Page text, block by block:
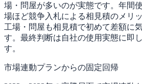
場・問屋が多いのが実態です。年間
場ほど競争入札による相見積のメリ
工場・問屋も相見積で初めて差額に
す。最終判断は自社の使用実態に即
す。
市場連動プランからの固定回帰